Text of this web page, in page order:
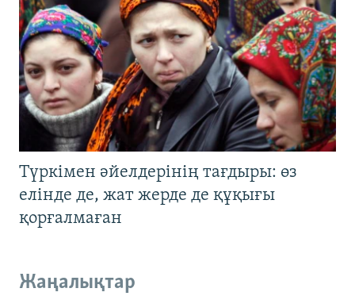
Түркімен әйелдерінің тағдыры: өз
елінде де, жат жерде де құқығы
қорғалмаған
Жаңалықтар